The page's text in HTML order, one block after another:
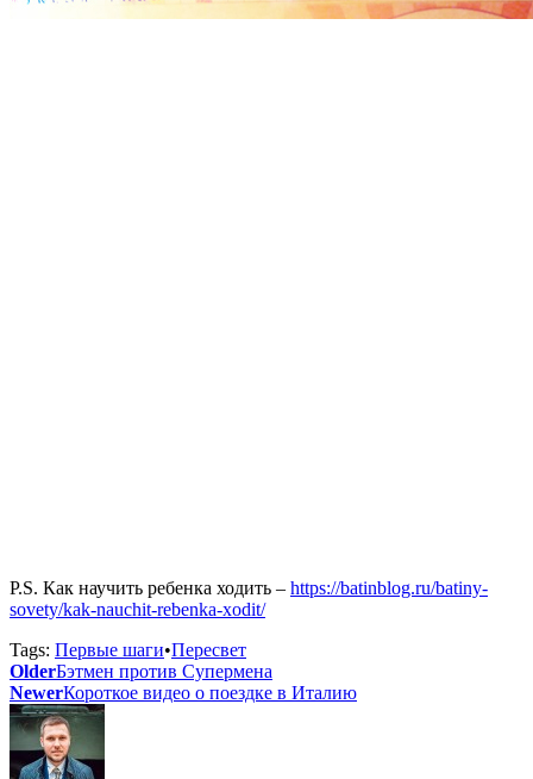
P.S. Как научить ребенка ходить – https://batinblog.ru/batiny-
sovety/kak-nauchit-rebenka-xodit/
Tags: Первые шаги•Пересвет
OlderБэтмен против Супермена
NewerКороткое видео о поездке в Италию